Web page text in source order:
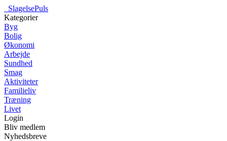
SlagelsePuls
Kategorier
Byg
Bolig
Økonomi
Arbejde
Sundhed
Smag
Aktiviteter
Familieliv
Træning
Livet
Login
Bliv medlem
Nyhedsbreve